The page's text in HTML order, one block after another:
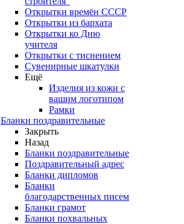
Открытки времён СССР
Открытки из бархата
Открытки ко Дню
учителя
Открытки с тиснением
Сувенирные шкатулки
Ещё
Изделия из кожи с
вашим логотипом
Рамки
Бланки поздравительные
Закрыть
Назад
Бланки поздравительные
Поздравительный адрес
Бланки дипломов
Бланки
благодарственных писем
Бланки грамот
Бланки похвальных